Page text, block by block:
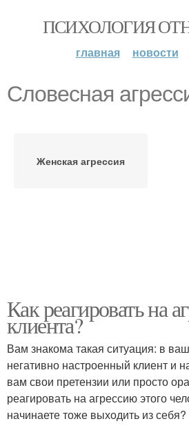
ПСИХОЛОГИЯ
главная новости
Словесная
Женская агрессия
Как реагировать на
клиента?
Вам знакома такая ситуация: в
негативно настроенный клиент и
вам свои претензии или просто
реагировать на агрессию этого
начинаете тоже выходить из себя?